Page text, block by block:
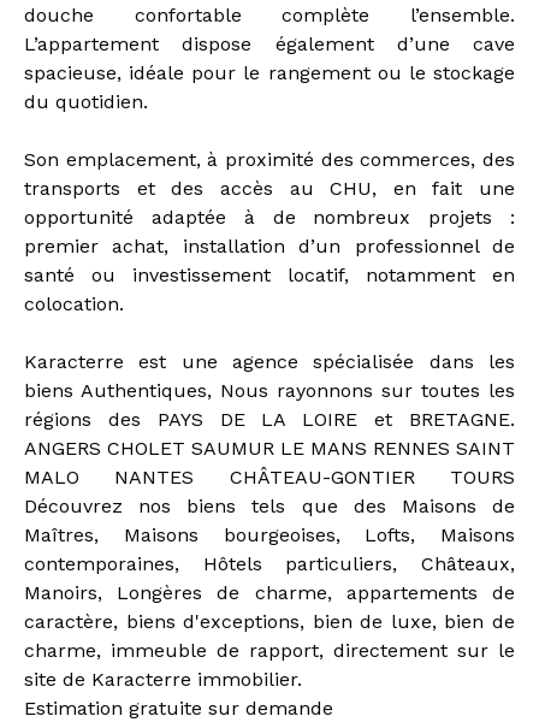
douche confortable complète l’ensemble.
L’appartement dispose également d’une cave
spacieuse, idéale pour le rangement ou le stockage
du quotidien.
Son emplacement, à proximité des commerces, des
transports et des accès au CHU, en fait une
opportunité adaptée à de nombreux projets :
premier achat, installation d’un professionnel de
santé ou investissement locatif, notamment en
colocation.
Karacterre est une agence spécialisée dans les
biens Authentiques, Nous rayonnons sur toutes les
régions des PAYS DE LA LOIRE et BRETAGNE.
ANGERS CHOLET SAUMUR LE MANS RENNES SAINT
MALO NANTES CHÂTEAU-GONTIER TOURS
Découvrez nos biens tels que des Maisons de
Maîtres, Maisons bourgeoises, Lofts, Maisons
contemporaines, Hôtels particuliers, Châteaux,
Manoirs, Longères de charme, appartements de
caractère, biens d'exceptions, bien de luxe, bien de
charme, immeuble de rapport, directement sur le
site de Karacterre immobilier.
Estimation gratuite sur demande